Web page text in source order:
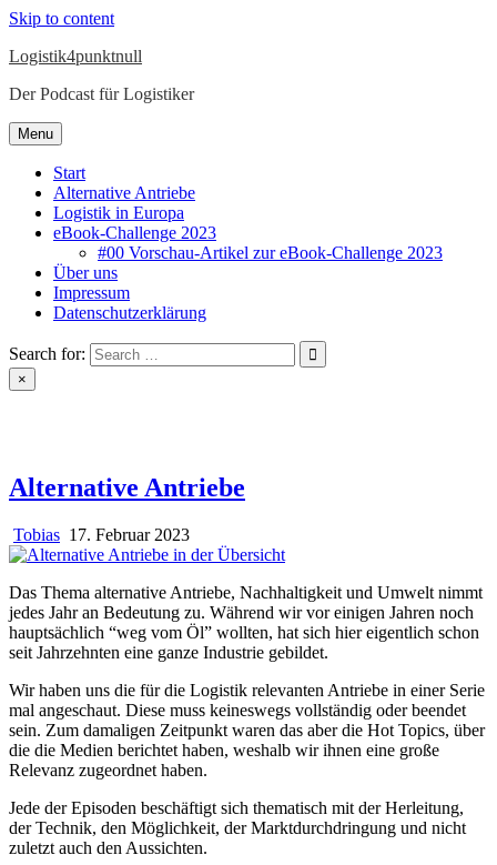
Skip to content
Logistik4punktnull
Der Podcast für Logistiker
Menu
Start
Alternative Antriebe
Logistik in Europa
eBook-Challenge 2023
#00 Vorschau-Artikel zur eBook-Challenge 2023
Über uns
Impressum
Datenschutzerklärung
Search for:
×
Alternative Antriebe
Tobias 17. Februar 2023
Das Thema alternative Antriebe, Nachhaltigkeit und Umwelt nimmt
jedes Jahr an Bedeutung zu. Während wir vor einigen Jahren noch
hauptsächlich “weg vom Öl” wollten, hat sich hier eigentlich schon
seit Jahrzehnten eine ganze Industrie gebildet.
Wir haben uns die für die Logistik relevanten Antriebe in einer Serie
mal angeschaut. Diese muss keineswegs vollständig oder beendet
sein. Zum damaligen Zeitpunkt waren das aber die Hot Topics, über
die die Medien berichtet haben, weshalb wir ihnen eine große
Relevanz zugeordnet haben.
Jede der Episoden beschäftigt sich thematisch mit der Herleitung,
der Technik, den Möglichkeit, der Marktdurchdringung und nicht
zuletzt auch den Aussichten.